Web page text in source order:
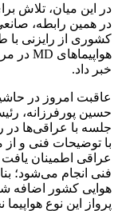
در این میان، تلاش
در همین رابطه،
کشوری از رایزنی
خبر داد.
حسین پورفرزانه،
با توضیحات فنی و
عراقی اطمینان
پرواز این نوع